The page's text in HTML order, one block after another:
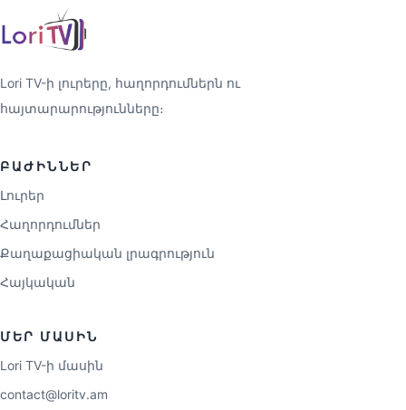
Lori TV-ի լուրերը, հաղորդումներն ու
հայտարարությունները։
ԲԱԺԻՆՆԵՐ
Լուրեր
Հաղորդումներ
Քաղաքացիական լրագրություն
Հայկական
ՄԵՐ ՄԱՍԻՆ
Lori TV-ի մասին
contact@loritv.am